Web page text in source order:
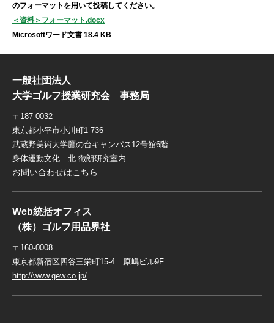
のフォーマットを用いて投稿してください。
＜資料＞フォーマット.docx
Microsoftワード文書 18.4 KB
一般社団法人
大学ゴルフ授業研究会 事務局
〒187-0032
東京都小平市小川町1-736
武蔵野美術大学鷹の台キャンパス12号館6階
身体運動文化 北 徹朗研究室内
お問い合わせはこちら
Web統括オフィス
（株）ゴルフ用品界社
〒160-0008
東京都新宿区四谷三栄町15-4 原嶋ビル9F
http://www.gew.co.jp/